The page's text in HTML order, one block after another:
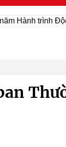
trình Độc